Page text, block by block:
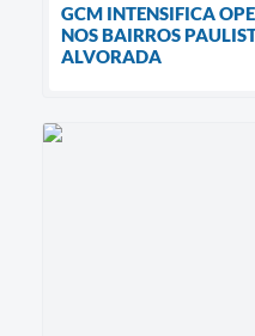
GCM INTENSIFICA
NOS BAIRROS
ALVORADA